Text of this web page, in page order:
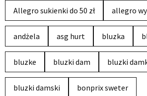
Allegro sukienki do 50 zł allegro
andżela asg hurt bluzka
bluzke bluzki dam bluzki
bluzki damski bonprix sweter